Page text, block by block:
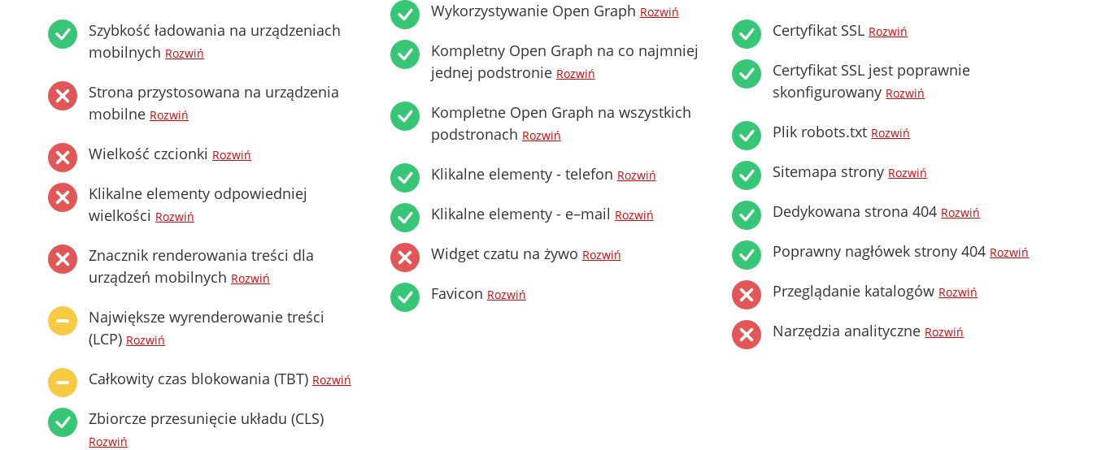
Szybkość ładowania na urządzeniach
mobilnych Rozwiń
Strona przystosowana na urządzenia
mobilne Rozwiń
Wielkość czcionki Rozwiń
Klikalne elementy odpowiedniej
wielkości Rozwiń
Znacznik renderowania treści dla
urządzeń mobilnych Rozwiń
Największe wyrenderowanie treści
(LCP) Rozwiń
Całkowity czas blokowania (TBT) Rozwiń
Zbiorcze przesunięcie układu (CLS)
Rozwiń
Wykorzystywanie Open Graph Rozwiń
Kompletny Open Graph na co najmniej
jednej podstronie Rozwiń
Kompletne Open Graph na wszystkich
podstronach Rozwiń
Klikalne elementy - telefon Rozwiń
Klikalne elementy - e–mail Rozwiń
Widget czatu na żywo Rozwiń
Favicon Rozwiń
Certyfikat SSL Rozwiń
Certyfikat SSL jest poprawnie
skonfigurowany Rozwiń
Plik robots.txt Rozwiń
Sitemapa strony Rozwiń
Dedykowana strona 404 Rozwiń
Poprawny nagłówek strony 404 Rozwiń
Przeglądanie katalogów Rozwiń
Narzędzia analityczne Rozwiń